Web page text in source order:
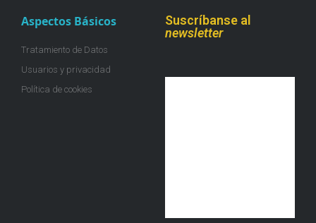
Aspectos Básicos
Tratamiento de Datos
Usuarios y privacidad
Política de cookies
Suscríbanse al
newsletter